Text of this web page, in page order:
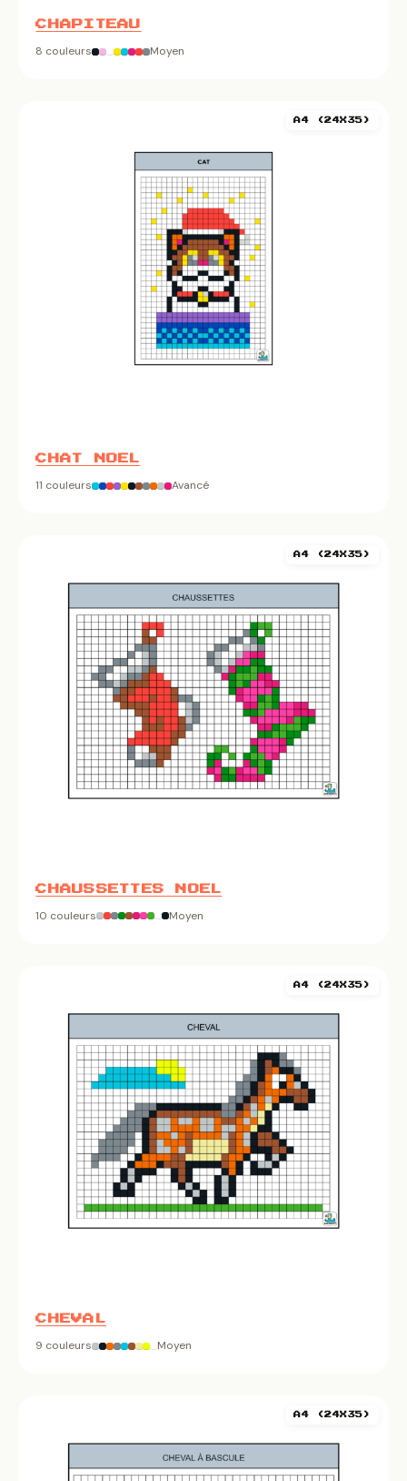
CHAPITEAU
8 couleurs Moyen
A4 (24X35)
CHAT NOEL
11 couleurs Avancé
A4 (24X35)
CHAUSSETTES NOEL
10 couleurs Moyen
A4 (24X35)
CHEVAL
9 couleurs Moyen
A4 (24X35)